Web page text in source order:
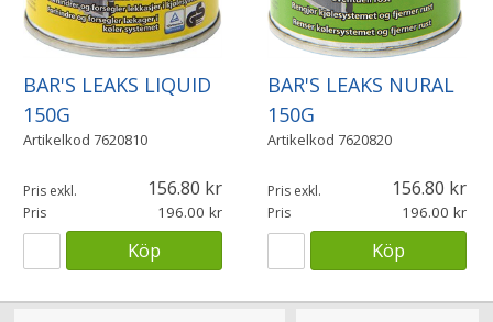
BAR'S LEAKS LIQUID
150G
Artikelkod 7620810
Pris exkl. 156.80
Pris 196.00
Köp
BAR'S LEAKS NURAL
150G
Artikelkod 7620820
Pris exkl. 156.80
Pris 196.00
Köp